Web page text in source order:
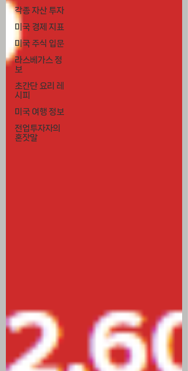
각종 자산 투자
미국 경제 지표
미국 주식 입문
라스베가스 정
보
초간단 요리 레
시피
미국 여행 정보
전업투자자의
혼잣말